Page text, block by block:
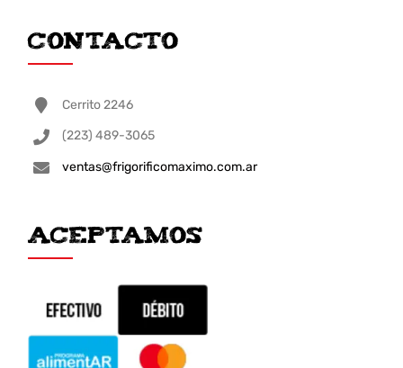
Contacto
Cerrito 2246
(223) 489-3065
ventas@frigorificomaximo.com.ar
ACEPTAMOS